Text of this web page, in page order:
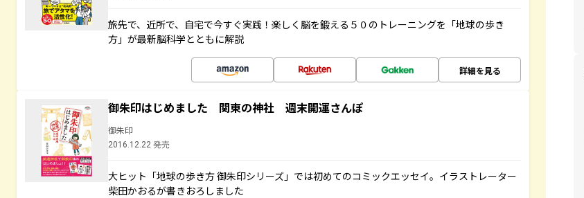
旅先で、近所で、自宅で今すぐ実践！楽しく脳を鍛える５０のトレーニングを「地球の歩き
方」が最新脳科学とともに解説
詳細を見る
御朱印はじめました 関東の神社 週末開運さんぽ
御朱印
2016.12.22 発売
大ヒット「地球の歩き方 御朱印シリーズ」では初めてのコミックエッセイ。イラストレーター
柴田かおるが書きおろしました